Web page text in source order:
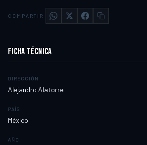
COMPARTIR
FICHA TÉCNICA
DIRECCIÓN
Alejandro Alatorre
PAÍS
México
AÑO